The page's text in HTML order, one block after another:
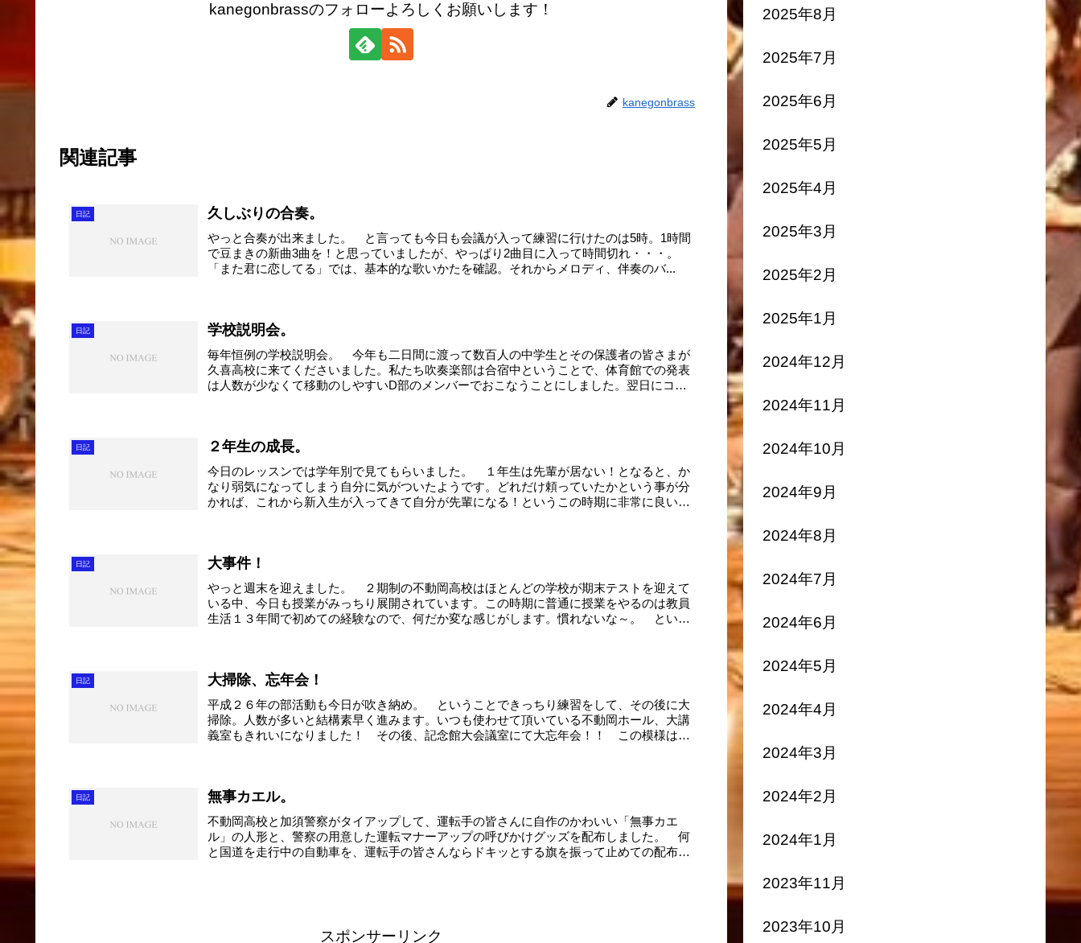
kanegonbrassのフォローよろしくお願いします！
kanegonbrass
関連記事
日記 久しぶりの合奏。
やっと合奏が出来ました。 と言っても今日も会議が入って練習に行けたのは5時。1時間
で豆まきの新曲3曲を！と思っていましたが、やっぱり2曲目に入って時間切れ・・・。
「また君に恋してる」では、基本的な歌いかたを確認。それからメロディ、伴奏のバ...
日記 学校説明会。
毎年恒例の学校説明会。 今年も二日間に渡って数百人の中学生とその保護者の皆さまが
久喜高校に来てくださいました。私たち吹奏楽部は合宿中ということで、体育館での発表
は人数が少なくて移動のしやすいD部のメンバーでおこなうことにしました。翌日にコ
日記 ２年生の成長。
今日のレッスンでは学年別で見てもらいました。 １年生は先輩が居ない！となると、か
なり弱気になってしまう自分に気がついたようです。どれだけ頼っていたかという事が分
かれば、これから新入生が入ってきて自分が先輩になる！というこの時期に非常に良い
日記 大事件！
やっと週末を迎えました。 ２期制の不動岡高校はほとんどの学校が期末テストを迎えて
いる中、今日も授業がみっちり展開されています。この時期に普通に授業をやるのは教員
生活１３年間で初めての経験なので、何だか変な感じがします。慣れないな～。 とい
日記 大掃除、忘年会！
平成２６年の部活動も今日が吹き納め。 ということできっちり練習をして、その後に大
掃除。人数が多いと結構素早く進みます。いつも使わせて頂いている不動岡ホール、大講
義室もきれいになりました！ その後、記念館大会議室にて大忘年会！！ この模様は
日記 無事カエル。
不動岡高校と加須警察がタイアップして、運転手の皆さんに自作のかわいい「無事カエ
ル」の人形と、警察の用意した運転マナーアップの呼びかけグッズを配布しました。 何
と国道を走行中の自動車を、運転手の皆さんならドキッとする旗を振って止めての配布で
スポンサーリンク
2025年8月
2025年7月
2025年6月
2025年5月
2025年4月
2025年3月
2025年2月
2025年1月
2024年12月
2024年11月
2024年10月
2024年9月
2024年8月
2024年7月
2024年6月
2024年5月
2024年4月
2024年3月
2024年2月
2024年1月
2023年11月
2023年10月